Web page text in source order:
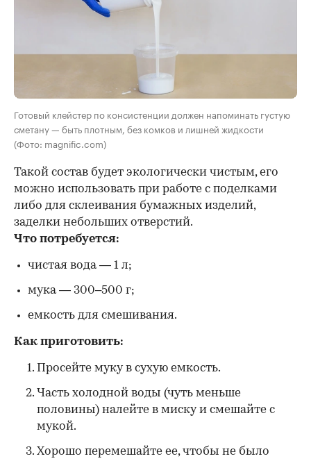
Готовый клейстер по консистенции должен напоминать густую
сметану — быть плотным, без комков и лишней жидкости
(Фото: magnific.com)
Такой состав будет экологически чистым, его
можно использовать при работе с поделками
либо для склеивания бумажных изделий,
заделки небольших отверстий.
Что потребуется:
чистая вода — 1 л;
мука — 300–500 г;
емкость для смешивания.
Как приготовить:
Просейте муку в сухую емкость.
Часть холодной воды (чуть меньше
половины) налейте в миску и смешайте с
мукой.
Хорошо перемешайте ее, чтобы не было